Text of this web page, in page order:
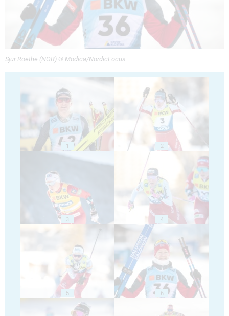
Sjur Roethe (NOR) © Modica/NordicFocus
1 2
3 4
5 6